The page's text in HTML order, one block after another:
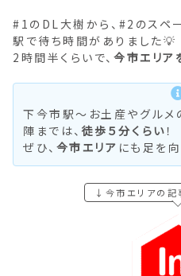
#1のDL大樹から、#2のスペ
駅で待ち時間がありました💡
2時間半くらいで、今市エリア
下今市駅～お土産やグルメ
陣までは、 徒歩５分くらい！
ぜひ、 今市エリア にも足を
↓今市エリアの記